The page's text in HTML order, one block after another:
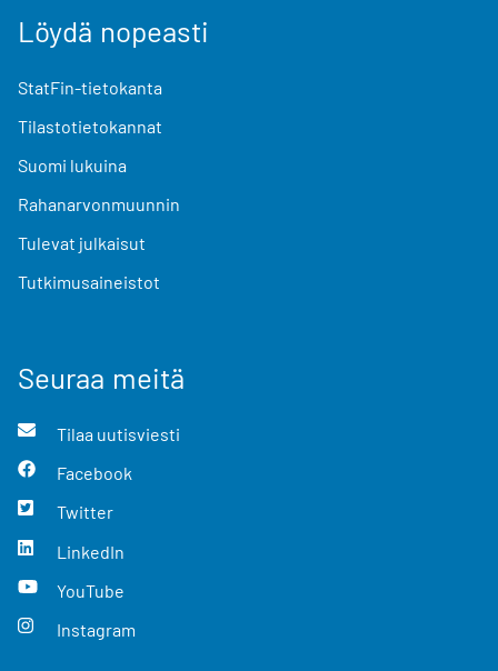
Löydä nopeasti
StatFin-tietokanta
Tilastotietokannat
Suomi lukuina
Rahanarvonmuunnin
Tulevat julkaisut
Tutkimusaineistot
Seuraa meitä
Tilaa uutisviesti
Facebook
Twitter
LinkedIn
YouTube
Instagram